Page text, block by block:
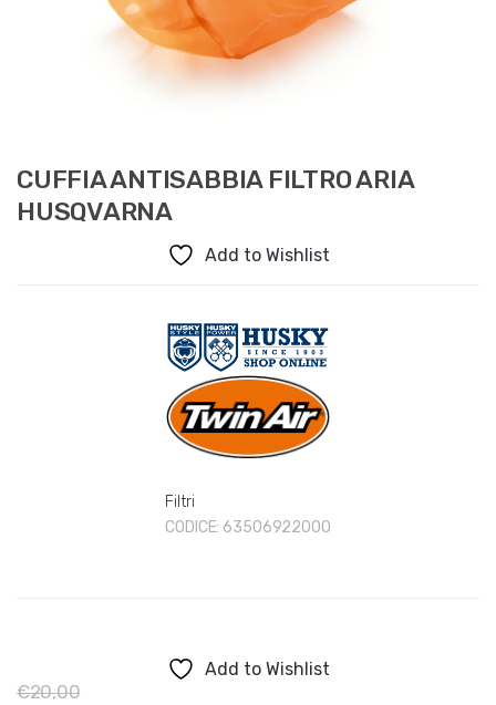
CUFFIA ANTISABBIA FILTRO ARIA
HUSQVARNA
Add to Wishlist
Filtri
CODICE: 63506922000
Add to Wishlist
€20,00